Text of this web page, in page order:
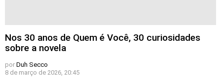
Nos 30 anos de Quem é Você, 30 curiosidades
sobre a novela
por Duh Secco
8 de março de 2026, 20:45